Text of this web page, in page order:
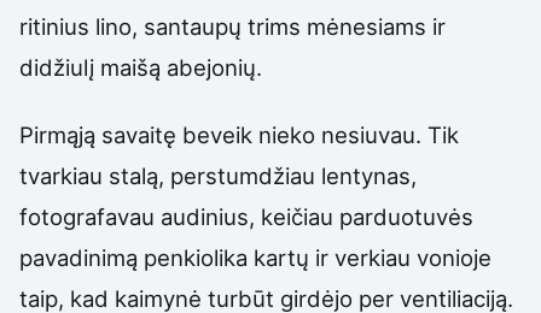
ritinius lino, santaupų trims mėnesiams ir
didžiulį maišą abejonių.
Pirmąją savaitę beveik nieko nesiuvau. Tik
tvarkiau stalą, perstumdžiau lentynas,
fotografavau audinius, keičiau parduotuvės
pavadinimą penkiolika kartų ir verkiau vonioje
taip, kad kaimynė turbūt girdėjo per ventiliaciją.